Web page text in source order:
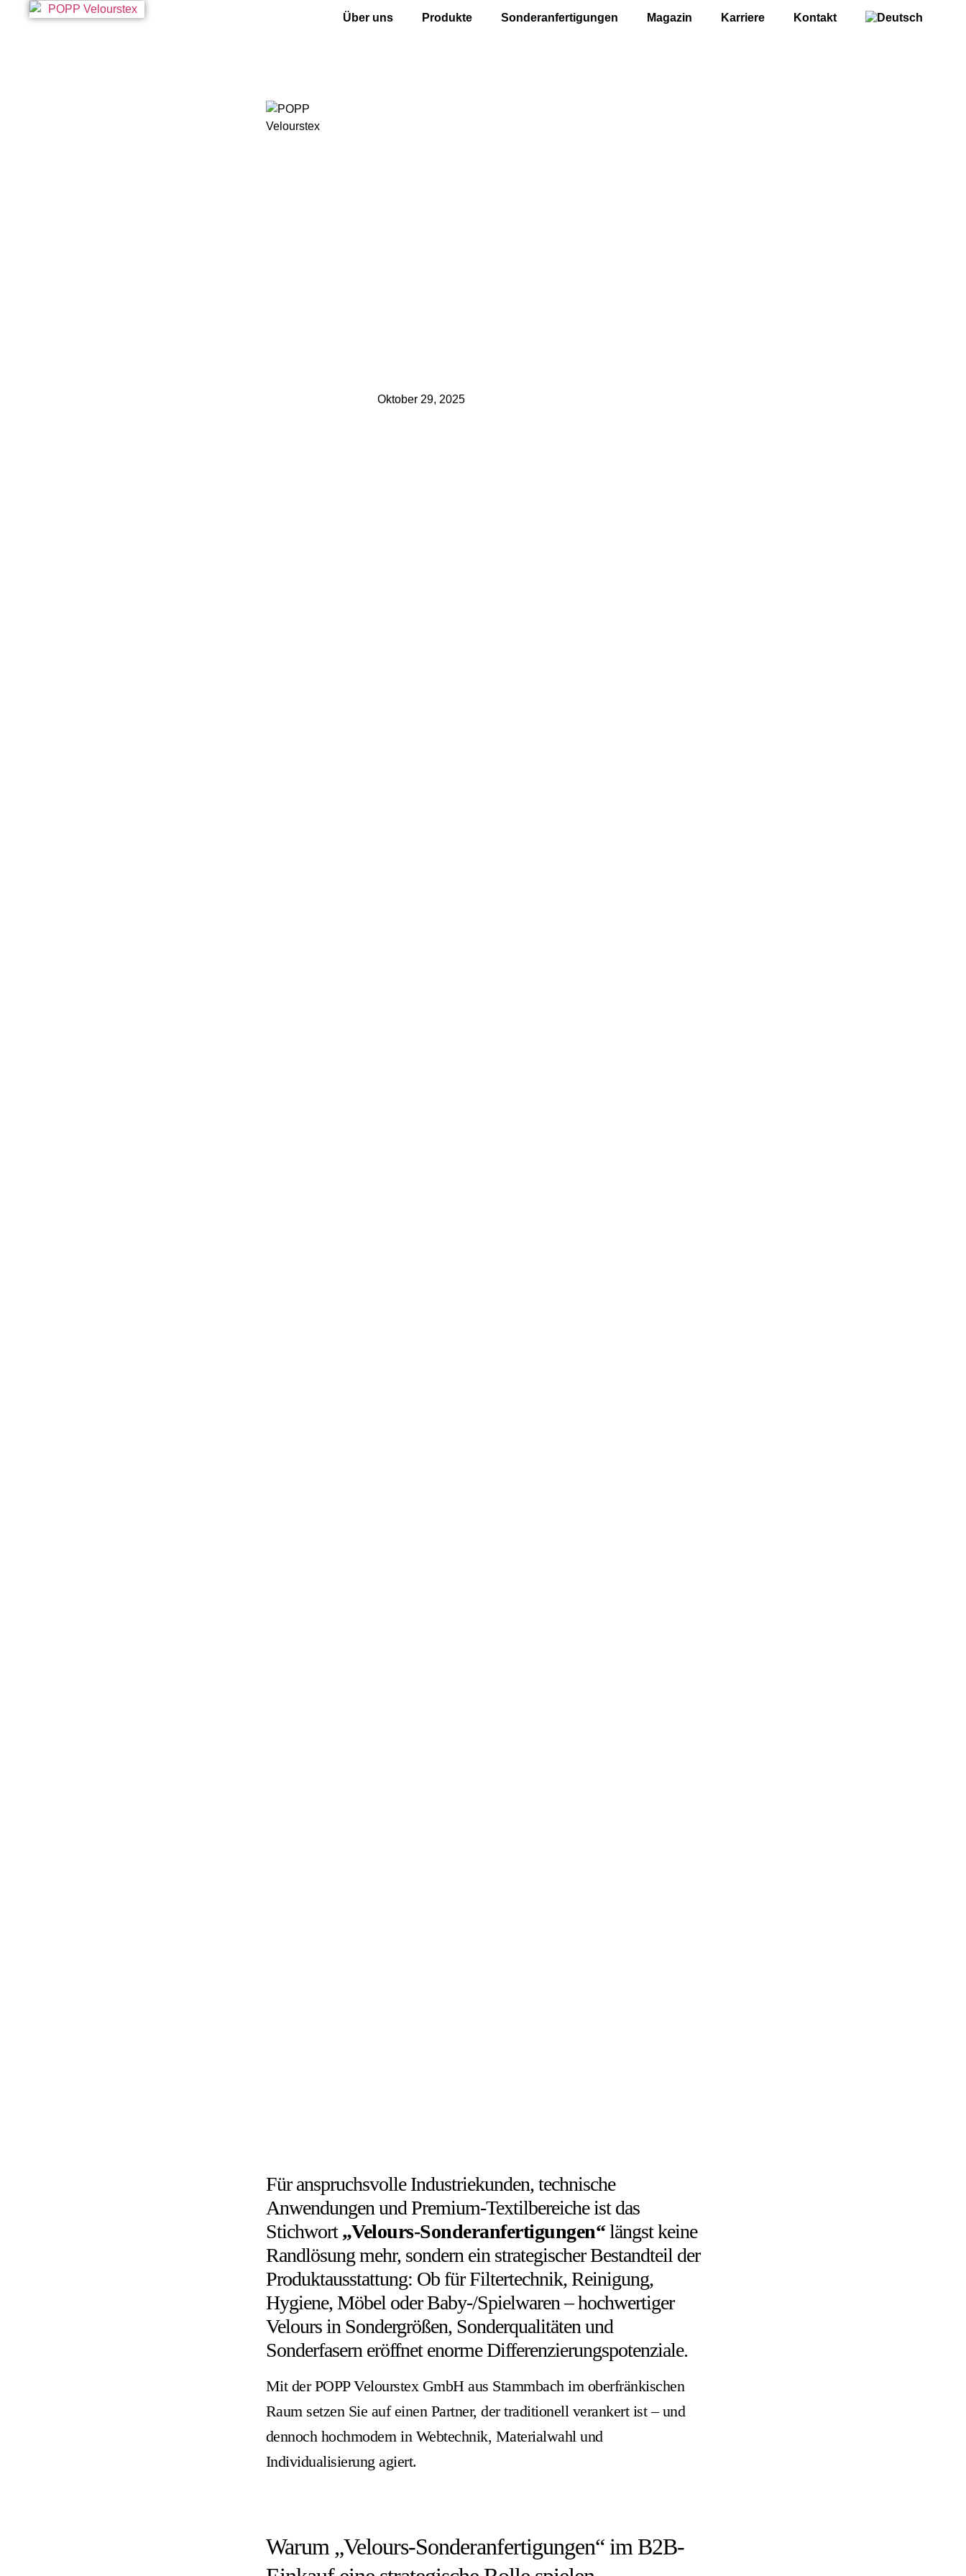
Über uns Produkte Sonderanfertigungen Magazin Karriere Kontakt
Oktober 29, 2025
Für anspruchsvolle Industriekunden, technische
Anwendungen und Premium-Textilbereiche ist das
Stichwort„Velours-Sonderanfertigungen“längst keine
Randlösung mehr, sondern ein strategischer Bestandteil der
Produktausstattung: Ob für Filtertechnik, Reinigung,
Hygiene, Möbel oder Baby-/Spielwaren – hochwertiger
Velours in Sondergrößen, Sonderqualitäten und
Sonderfasern eröffnet enorme Differenzierungspotenziale.
Mit der POPP Velourstex GmbH aus Stammbach im oberfränkischen
Raum setzen Sie auf einen Partner, der traditionell verankert ist – und
dennoch hochmodern in Webtechnik, Materialwahl und
Individualisierung agiert.
Warum „Velours-Sonderanfertigungen“ im B2B-